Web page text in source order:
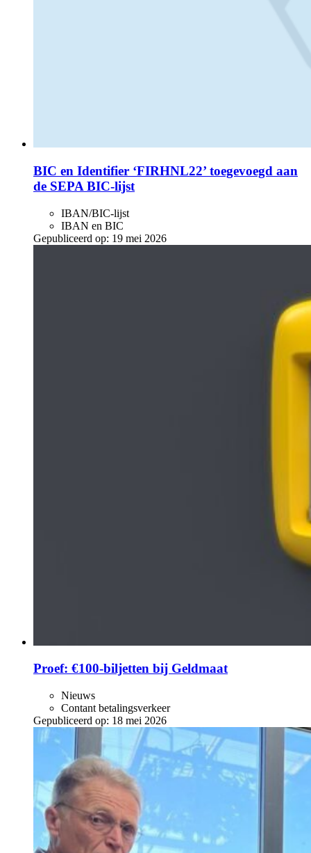
BIC en Identifier ‘FIRHNL22’ toegevoegd aan
de SEPA BIC-lijst
IBAN/BIC-lijst
IBAN en BIC
Gepubliceerd op: 19 mei 2026
Proef: €100-biljetten bij Geldmaat
Nieuws
Contant betalingsverkeer
Gepubliceerd op: 18 mei 2026